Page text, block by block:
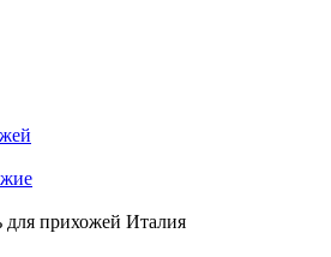
для прихожей Италия